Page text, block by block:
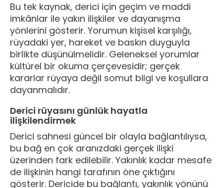
Bu tek kaynak, derici için geçim ve maddi
imkânlar ile yakın ilişkiler ve dayanışma
yönlerini gösterir. Yorumun kişisel karşılığı,
rüyadaki yer, hareket ve baskın duyguyla
birlikte düşünülmelidir. Geleneksel yorumlar
kültürel bir okuma çerçevesidir; gerçek
kararlar rüyaya değil somut bilgi ve koşullara
dayanmalıdır.
Derici rüyasını günlük hayatla
ilişkilendirmek
Derici sahnesi güncel bir olayla bağlantılıysa,
bu bağ en çok aranızdaki gerçek ilişki
üzerinden fark edilebilir. Yakınlık kadar mesafe
de ilişkinin hangi tarafının öne çıktığını
gösterir. Dericide bu bağlantı, yakınlık yönünü